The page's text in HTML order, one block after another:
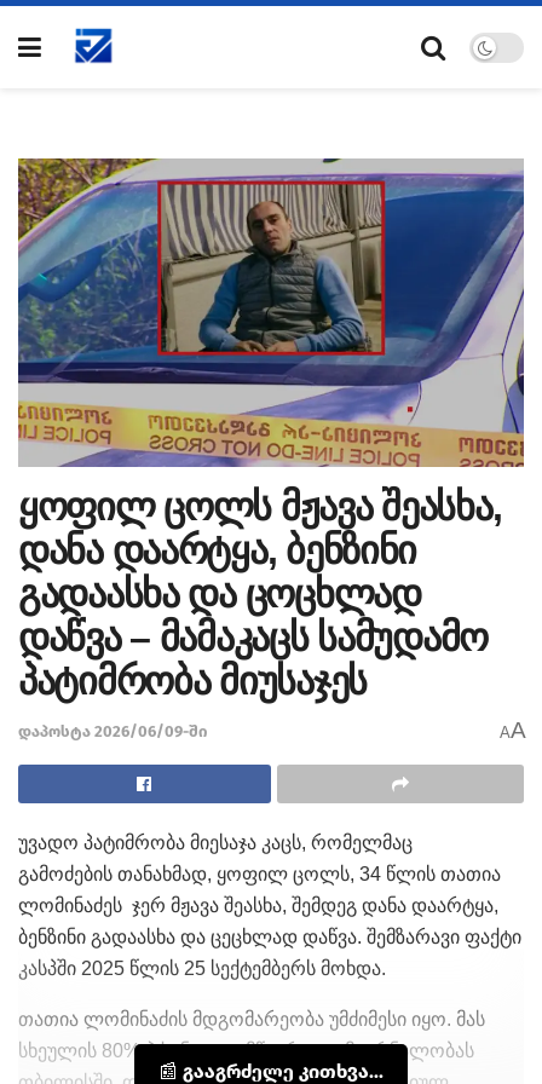
ყოფილ ცოლს მჟავა შეასხა,
დანა დაარტყა, ბენზინი
გადაასხა და ცოცხლად
დაწვა – მამაკაცს სამუდამო
პატიმრობა მიუსაჯეს
დაპოსტა 2026/06/09-ში AA
უვადო პატიმრობა მიესაჯა კაცს, რომელმაც
გამოძების თანახმად, ყოფილ ცოლს, 34 წლის თათია
ლომინაძეს ჯერ მჟავა შეასხა, შემდეგ დანა დაარტყა,
ბენზინი გადაასხა და ცეცხლად დაწვა. შემზარავი ფაქტი
კასპში 2025 წლის 25 სექტემბერს მოხდა.
თათია ლომინაძის მდგომარეობა უმძიმესი იყო. მას
სხეულის 80% ჰქონდა დამწვარი და მკურნალობას
📰 გააგრძელე კითხვა...